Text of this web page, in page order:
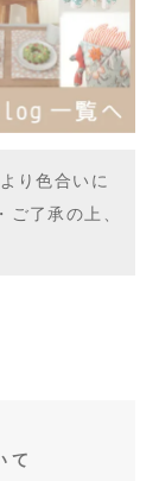
り色合いに
了承の上、
て